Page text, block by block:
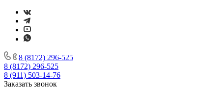
8 (8172) 296-525
8 (8172) 296-525
8 (911) 503-14-76
Заказать звонок